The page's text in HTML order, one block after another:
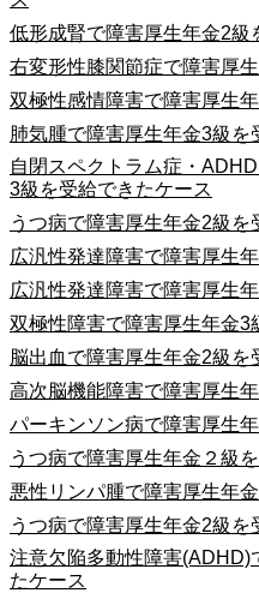
低形成腎で障害厚生年金2級
右変形性膝関節症で障害厚
双極性感情障害で障害厚生
肺気腫で障害厚生年金3級を
自閉スペクトラム症・
3級を受給できたケース
うつ病で障害厚生年金2級を
広汎性発達障害で障害厚生
広汎性発達障害で障害厚生
双極性障害で障害厚生年金3
脳出血で障害厚生年金2級を
高次脳機能障害で障害厚生
パーキンソン病で障害厚生
うつ病で障害厚生年金２級
悪性リンパ腫で障害厚生年
うつ病で障害厚生年金2級を
注意欠陥多動性障害(ADHD)
たケース